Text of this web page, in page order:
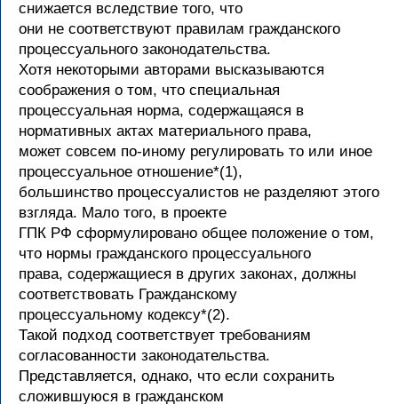
снижается вследствие того, что
они не соответствуют правилам гражданского
процессуального законодательства.
Хотя некоторыми авторами высказываются
соображения о том, что специальная
процессуальная норма, содержащаяся в
нормативных актах материального права,
может совсем по-иному регулировать то или иное
процессуальное отношение*(1),
большинство процессуалистов не разделяют этого
взгляда. Мало того, в проекте
ГПК РФ сформулировано общее положение о том,
что нормы гражданского процессуального
права, содержащиеся в других законах, должны
соответствовать Гражданскому
процессуальному кодексу*(2).
Такой подход соответствует требованиям
согласованности законодательства.
Представляется, однако, что если сохранить
сложившуюся в гражданском